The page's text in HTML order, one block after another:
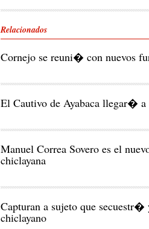
Relacionados
Cornejo se reuni� con nuevos
El Cautivo de Ayabaca llegar� a
Manuel Correa Sovero es el
chiclayana
Capturan a sujeto que
chiclayano